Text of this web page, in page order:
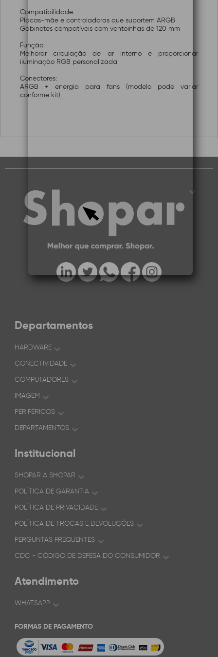
Compatibilidade:
Placas-mãe e controladoras que suportem ARGB
Gabinetes compatíveis com ventoinhas de 120 mm
Função:
Melhorar circulação de ar interno e proporcionar
iluminação RGB personalizada
Conectores:
ARGB + energia para fans (modelo pode variar
conforme kit)
Departamentos
HARDWARE
CONECTIVIDADE
COMPUTADORES
IMAGEM
PERIFÉRICOS
DEPARTAMENTOS
Institucional
SHOPAR A SHOPAR
POLÍTICA DE GARANTIA
POLÍTICA DE PRIVACIDADE
POLÍTICA DE TROCAS E DEVOLUÇÕES
PERGUNTAS FREQUENTES
CDC - CÓDIGO DE DEFESA DO CONSUMIDOR
Atendimento
WHATSAPP
FORMAS DE PAGAMENTO